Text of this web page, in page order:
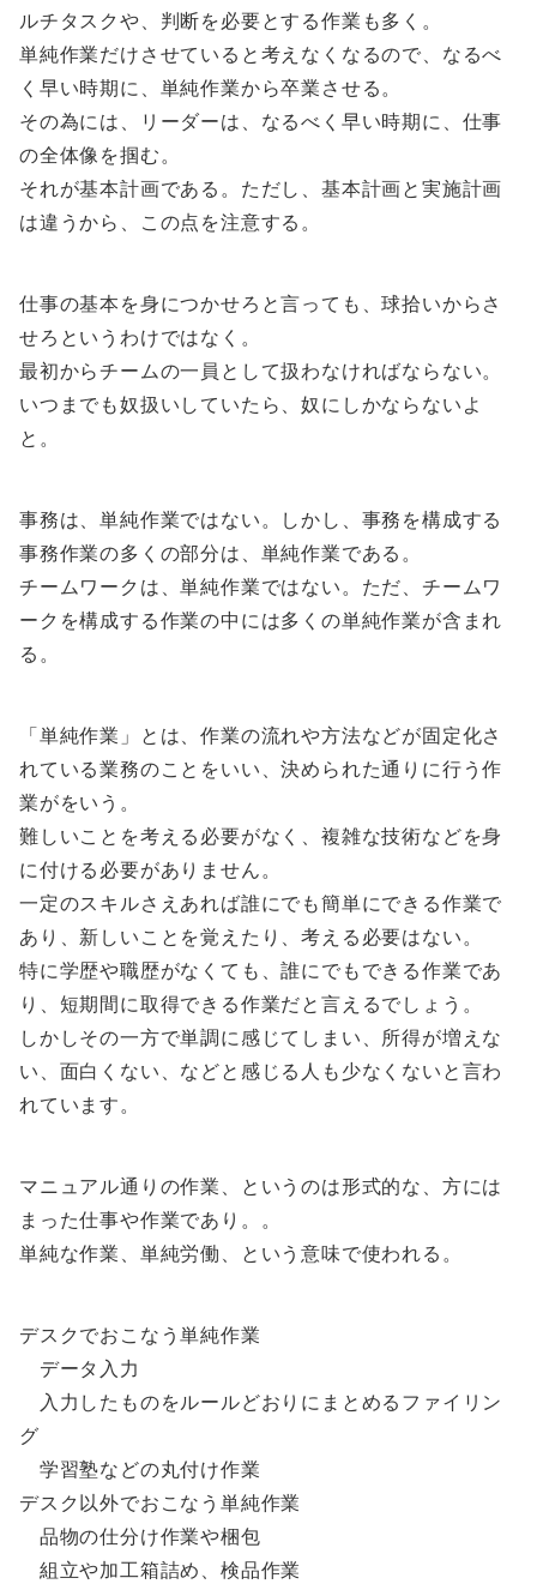
ルチタスクや、判断を必要とする作業も多く。
単純作業だけさせていると考えなくなるので、なるべ
く早い時期に、単純作業から卒業させる。
その為には、リーダーは、なるべく早い時期に、仕事
の全体像を掴む。
それが基本計画である。ただし、基本計画と実施計画
は違うから、この点を注意する。
仕事の基本を身につかせろと言っても、球拾いからさ
せろというわけではなく。
最初からチームの一員として扱わなければならない。
いつまでも奴扱いしていたら、奴にしかならないよ
と。
事務は、単純作業ではない。しかし、事務を構成する
事務作業の多くの部分は、単純作業である。
チームワークは、単純作業ではない。ただ、チームワ
ークを構成する作業の中には多くの単純作業が含まれ
る。
「単純作業」とは、作業の流れや方法などが固定化さ
れている業務のことをいい、決められた通りに行う作
業がをいう。
難しいことを考える必要がなく、複雑な技術などを身
に付ける必要がありません。
一定のスキルさえあれば誰にでも簡単にできる作業で
あり、新しいことを覚えたり、考える必要はない。
特に学歴や職歴がなくても、誰にでもできる作業であ
り、短期間に取得できる作業だと言えるでしょう。
しかしその一方で単調に感じてしまい、所得が増えな
い、面白くない、などと感じる人も少なくないと言わ
れています。
マニュアル通りの作業、というのは形式的な、方には
まった仕事や作業であり。。
単純な作業、単純労働、という意味で使われる。
デスクでおこなう単純作業
データ入力
入力したものをルールどおりにまとめるファイリン
グ
学習塾などの丸付け作業
デスク以外でおこなう単純作業
品物の仕分け作業や梱包
組立や加工箱詰め、検品作業